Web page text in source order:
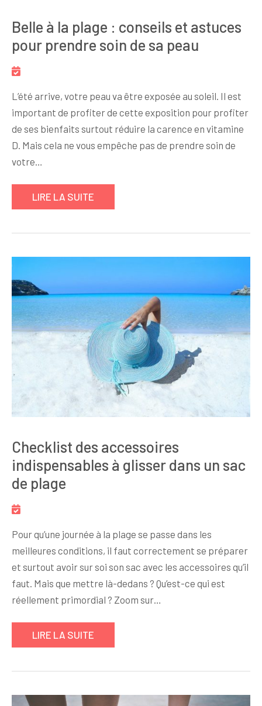
Belle à la plage : conseils et astuces
pour prendre soin de sa peau
L’été arrive, votre peau va être exposée au soleil. Il est
important de profiter de cette exposition pour profiter
de ses bienfaits surtout réduire la carence en vitamine
D. Mais cela ne vous empêche pas de prendre soin de
votre…
LIRE LA SUITE
Checklist des accessoires
indispensables à glisser dans un sac
de plage
Pour qu’une journée à la plage se passe dans les
meilleures conditions, il faut correctement se préparer
et surtout avoir sur soi son sac avec les accessoires qu’il
faut. Mais que mettre là-dedans ? Qu’est-ce qui est
réellement primordial ? Zoom sur…
LIRE LA SUITE